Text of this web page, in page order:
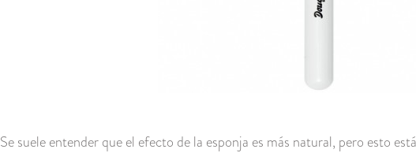
Se suele entender que el efecto de la esponja es más natural, pero esto